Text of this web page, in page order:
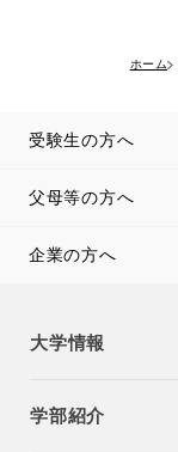
ホーム
受験生の方へ
父母等の方へ
企業の方へ
大学情報
学部紹介